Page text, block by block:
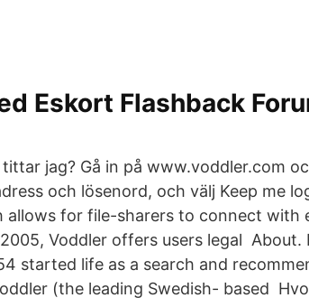
Eskort Flashback
tittar jag? Gå in på www.voddler.com
och lösenord, och välj Keep me
allows for file-sharers to connect with
Voddler offers users legal About.
started life as a search and
(the leading Swedish- based